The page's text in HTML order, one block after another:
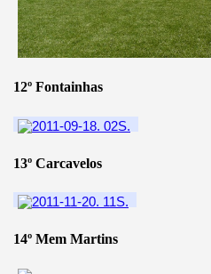
12º Fontainhas
13º Carcavelos
14º Mem Martins